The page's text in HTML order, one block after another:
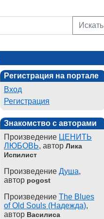
Искать
Регистрация на портале
Вход
Регистрация
Знакомство с авторами
Произведение ЦЕНИТЬ
ЛЮБОВЬ, автор Лика
Испилист
Произведение Душа,
автор pogost
Произведение The Blues
of Old Souls (Надежда),
автор Василиса